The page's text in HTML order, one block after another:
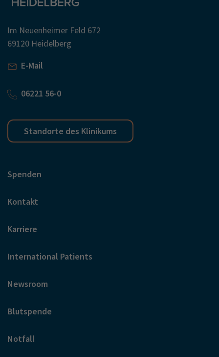
Im Neuenheimer Feld 672
69120 Heidelberg
E-Mail
06221 56-0
Standorte des Klinikums
Spenden
Kontakt
Karriere
International Patients
Newsroom
Blutspende
Notfall